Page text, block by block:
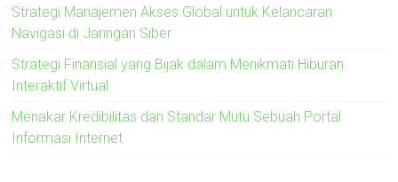
Strategi Manajemen Akses Global untuk Kelancaran
Navigasi di Jaringan Siber
Strategi Finansial yang Bijak dalam Menikmati Hiburan
Interaktif Virtual
Menakar Kredibilitas dan Standar Mutu Sebuah Portal
Informasi Internet